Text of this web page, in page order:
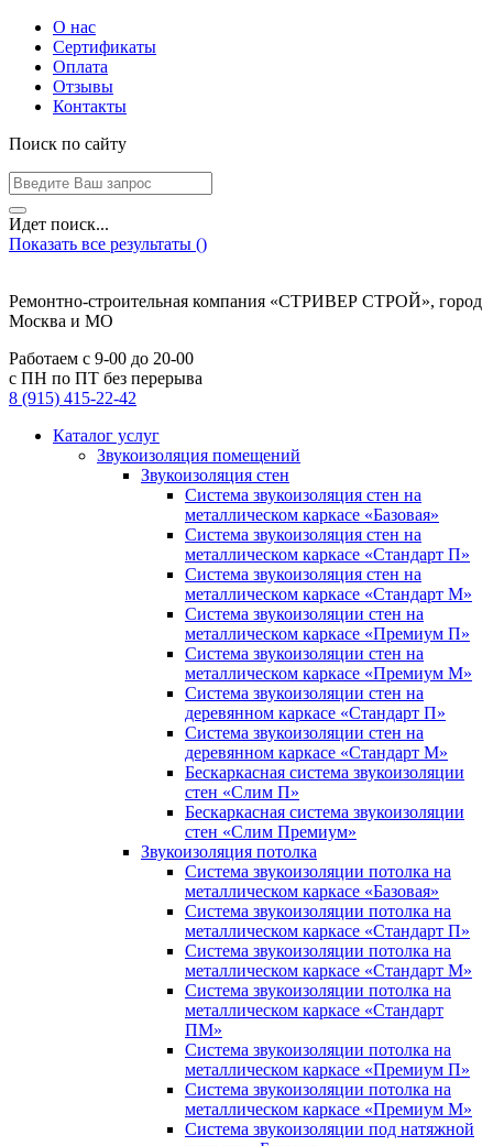
О нас
Сертификаты
Оплата
Отзывы
Контакты
Поиск по сайту
Идет поиск...
Показать все результаты ()
Ремонтно-строительная компания «СТРИВЕР СТРОЙ», город
Москва и МО
Работаем с 9-00 до 20-00
с ПН по ПТ без перерыва
8 (915) 415-22-42
Каталог услуг
Звукоизоляция помещений
Звукоизоляция стен
Система звукоизоляция стен на
металлическом каркасе «Базовая»
Система звукоизоляция стен на
металлическом каркасе «Стандарт П»
Система звукоизоляция стен на
металлическом каркасе «Стандарт М»
Система звукоизоляции стен на
металлическом каркасе «Премиум П»
Система звукоизоляции стен на
металлическом каркасе «Премиум М»
Система звукоизоляции стен на
деревянном каркасе «Стандарт П»
Система звукоизоляции стен на
деревянном каркасе «Стандарт М»
Бескаркасная система звукоизоляции
стен «Слим П»
Бескаркасная система звукоизоляции
стен «Слим Премиум»
Звукоизоляция потолка
Система звукоизоляции потолка на
металлическом каркасе «Базовая»
Система звукоизоляции потолка на
металлическом каркасе «Стандарт П»
Система звукоизоляции потолка на
металлическом каркасе «Стандарт М»
Система звукоизоляции потолка на
металлическом каркасе «Стандарт
ПМ»
Система звукоизоляции потолка на
металлическом каркасе «Премиум П»
Система звукоизоляции потолка на
металлическом каркасе «Премиум М»
Система звукоизоляции под натяжной